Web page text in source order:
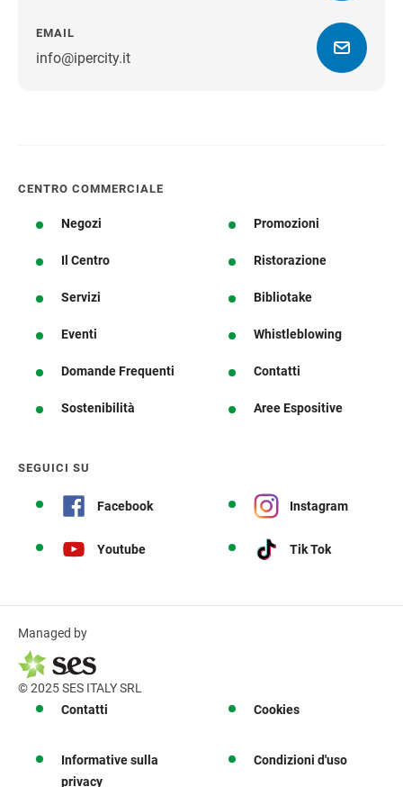
EMAIL
info@ipercity.it
CENTRO COMMERCIALE
Negozi Promozioni
Il Centro Ristorazione
Servizi Bibliotake
Eventi Whistleblowing
Domande Frequenti Contatti
Sostenibilità Aree Espositive
SEGUICI SU
Facebook Instagram
Youtube Tik Tok
Managed by
© 2025 SES ITALY SRL
Contatti
Cookies
Informative sulla
privacy
Condizioni d'uso